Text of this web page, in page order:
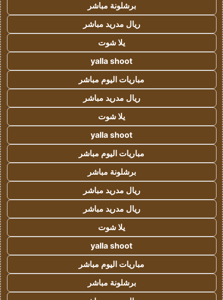
برشلونة مباشر
ريال مدريد مباشر
يلا شوت
yalla shoot
مباريات اليوم مباشر
ريال مدريد مباشر
يلا شوت
yalla shoot
مباريات اليوم مباشر
برشلونة مباشر
ريال مدريد مباشر
ريال مدريد مباشر
يلا شوت
yalla shoot
مباريات اليوم مباشر
برشلونة مباشر